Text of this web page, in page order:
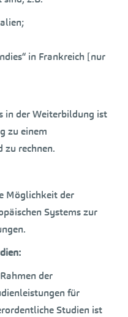
in Frankreich [nur
in der Weiterbildung ist
zu einem
rechnen.
Möglichkeit der
Systems zur
der
für
Studien ist